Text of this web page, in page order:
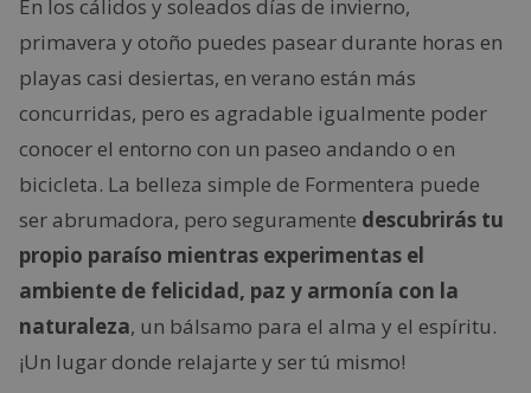
En los cálidos y soleados días de invierno,
primavera y otoño puedes pasear durante horas en
playas casi desiertas, en verano están más
concurridas, pero es agradable igualmente poder
conocer el entorno con un paseo andando o en
bicicleta. La belleza simple de Formentera puede
ser abrumadora, pero seguramente descubrirás tu
propio paraíso mientras experimentas el
ambiente de felicidad, paz y armonía con la
naturaleza, un bálsamo para el alma y el espíritu.
¡Un lugar donde relajarte y ser tú mismo!